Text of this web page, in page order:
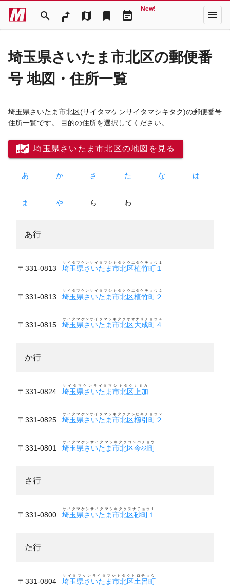
search map bookmark event_note
New! menu
埼玉県さいたま市北区の郵便番
号 地図・住所一覧
埼玉県さいたま市北区(サイタマケンサイタマシキタク)の郵便番号
住所一覧です。 目的の住所を選択してください。
埼玉県さいたま市北区の地図を見る
あ か さ た な は
ま や ら わ
あ行
〒331-0813 埼玉県さいたま市北区植竹町１
サイタマケンサイタマシキタクウエタケチョウ１
〒331-0813 埼玉県さいたま市北区植竹町２
サイタマケンサイタマシキタクウエタケチョウ２
〒331-0815 埼玉県さいたま市北区大成町４
サイタマケンサイタマシキタクオオナリチョウ４
か行
〒331-0824 埼玉県さいたま市北区上加
サイタマケンサイタマシキタクカミカ
〒331-0825 埼玉県さいたま市北区櫛引町２
サイタマケンサイタマシキタククシヒキチョウ２
〒331-0801 埼玉県さいたま市北区今羽町
サイタマケンサイタマシキタクコンバチョウ
さ行
〒331-0800 埼玉県さいたま市北区砂町１
サイタマケンサイタマシキタクスナチョウ１
た行
〒331-0804 埼玉県さいたま市北区土呂町
サイタマケンサイタマシキタクトロチョウ